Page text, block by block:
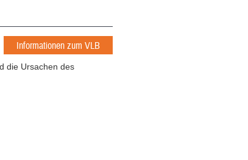
Informationen zum VLB
die Ursachen des